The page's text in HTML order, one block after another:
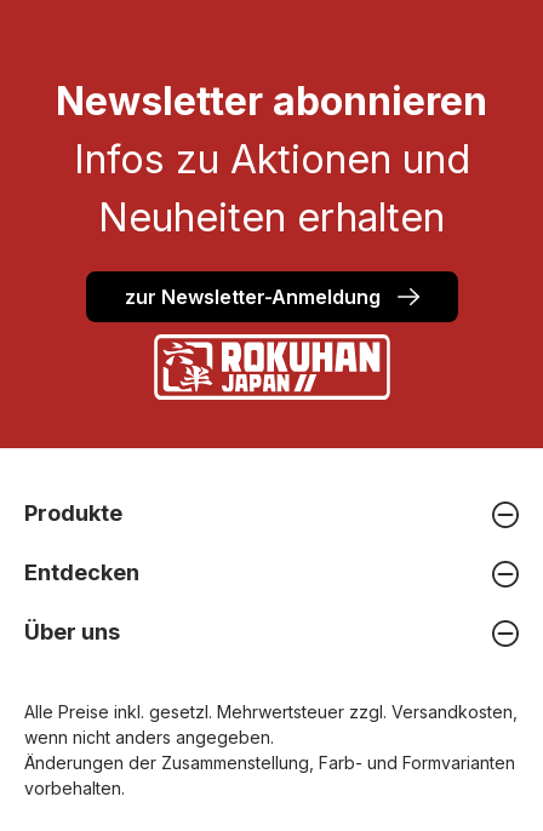
Newsletter abonnieren
Infos zu Aktionen und
Neuheiten erhalten
zur Newsletter-Anmeldung
Produkte
Entdecken
Über uns
Alle Preise inkl. gesetzl. Mehrwertsteuer zzgl. Versandkosten
wenn nicht anders angegeben.
Änderungen der Zusammenstellung, Farb- und Formvarianten
vorbehalten.